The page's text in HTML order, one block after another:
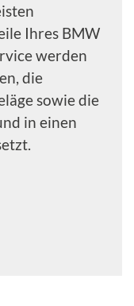
Ihres BMW
werden
die
sowie die
in einen